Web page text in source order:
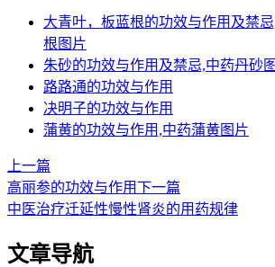
大青叶，板蓝根的功效与作用及禁
根图片
朱砂的功效与作用及禁忌,中药丹砂
路路通的功效与作用
决明子的功效与作用
蒲黄的功效与作用,中药蒲黄图片
上一篇
高丽参的功效与作用下一篇
中医治疗迁延性慢性肾炎的用药规律
文章导航